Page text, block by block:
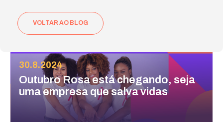
VOLTAR AO BLOG
30.8.2024
Outubro Rosa está chegando, seja
uma empresa que salva vidas